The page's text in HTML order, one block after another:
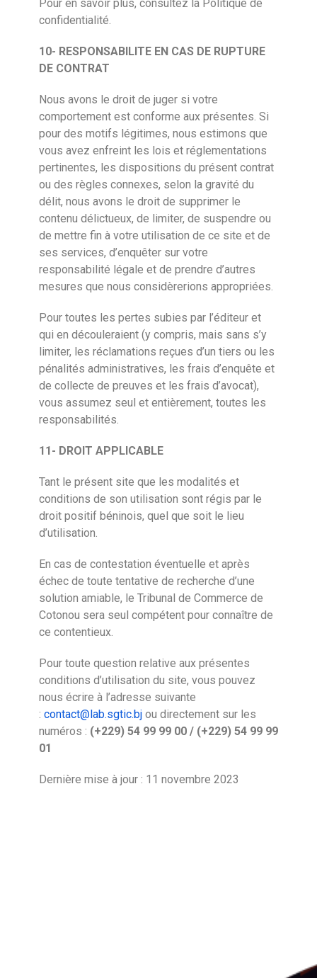
Pour en savoir plus, consultez la Politique de
confidentialité.
10- RESPONSABILITE EN CAS DE RUPTURE
DE CONTRAT
Nous avons le droit de juger si votre
comportement est conforme aux présentes. Si
pour des motifs légitimes, nous estimons que
vous avez enfreint les lois et réglementations
pertinentes, les dispositions du présent contrat
ou des règles connexes, selon la gravité du
délit, nous avons le droit de supprimer le
contenu délictueux, de limiter, de suspendre ou
de mettre fin à votre utilisation de ce site et de
ses services, d’enquêter sur votre
responsabilité légale et de prendre d’autres
mesures que nous considèrerions appropriées.
Pour toutes les pertes subies par l’éditeur et
qui en découleraient (y compris, mais sans s’y
limiter, les réclamations reçues d’un tiers ou les
pénalités administratives, les frais d’enquête et
de collecte de preuves et les frais d’avocat),
vous assumez seul et entièrement, toutes les
responsabilités.
11- DROIT APPLICABLE
Tant le présent site que les modalités et
conditions de son utilisation sont régis par le
droit positif béninois, quel que soit le lieu
d’utilisation.
En cas de contestation éventuelle et après
échec de toute tentative de recherche d’une
solution amiable, le Tribunal de Commerce de
Cotonou sera seul compétent pour connaître de
ce contentieux.
Pour toute question relative aux présentes
conditions d’utilisation du site, vous pouvez
nous écrire à l’adresse suivante
: contact@lab.sgtic.bj ou directement sur les
numéros : (+229) 54 99 99 00 / (+229) 54 99 99
01
Dernière mise à jour : 11 novembre 2023